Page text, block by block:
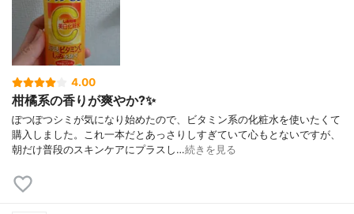
4.00
柑橘系の香りが爽やか?✨
ぽつぽつシミが気になり始めたので、ビタミン系の化粧水を使いたくて
購入しました。これ一本だとあっさりしすぎていて心もとないですが、
朝だけ普段のスキンケアにプラスし…続きを見る